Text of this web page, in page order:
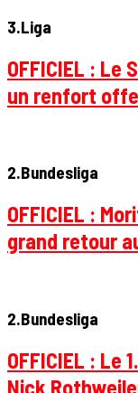
3.Liga
OFFICIEL : Le
un renfort
2.Bundesliga
OFFICIEL :
grand retour
2.Bundesliga
OFFICIEL : Le
Nick